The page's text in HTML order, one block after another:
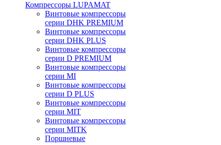
Компрессоры LUPAMAT
Винтовые компрессоры
серии DHK PREMIUM
Винтовые компрессоры
серии DHK PLUS
Винтовые компрессоры
серии D PREMIUM
Винтовые компрессоры
серии MI
Винтовые компрессоры
серии D PLUS
Винтовые компрессоры
серии MIT
Винтовые компрессоры
серии MITK
Поршневые